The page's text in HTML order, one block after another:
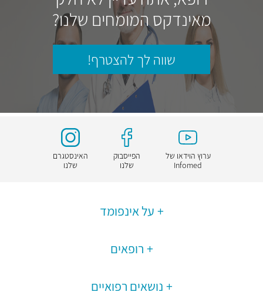
מאינדקס המומחים שלנו?
שווה לך להצטרף!
ערוץ הוידאו של
Infomed
הפייסבוק
שלנו
האינסטגרם
שלנו
על אינפומד
רופאים
נושאים רפואיים